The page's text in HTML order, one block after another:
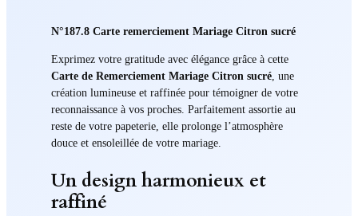
N°187.8 Carte remerciement Mariage Citron sucré
Exprimez votre gratitude avec élégance grâce à cette
Carte de Remerciement Mariage Citron sucré, une
création lumineuse et raffinée pour témoigner de votre
reconnaissance à vos proches. Parfaitement assortie au
reste de votre papeterie, elle prolonge l’atmosphère
douce et ensoleillée de votre mariage.
Un design harmonieux et
raffiné